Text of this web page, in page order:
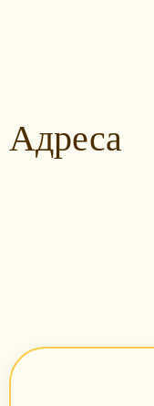
Адреса